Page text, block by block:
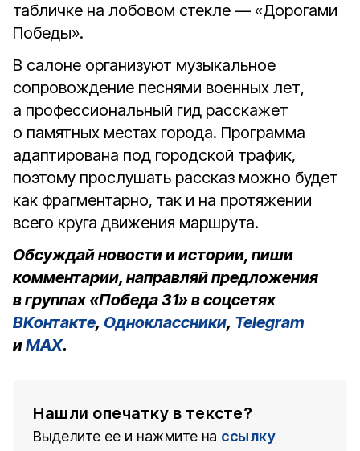
табличке на лобовом стекле — «Дорогами
Победы».
В салоне организуют музыкальное
сопровождение песнями военных лет,
а профессиональный гид расскажет
о памятных местах города. Программа
адаптирована под городской трафик,
поэтому прослушать рассказ можно будет
как фрагментарно, так и на протяжении
всего круга движения маршрута.
Обсуждай новости и истории, пиши
комментарии, направляй предложения
в группах «Победа 31» в соцсетях
ВКонтакте, Одноклассники, Telegram
иMAX.
Нашли опечатку в тексте?
Выделите ее и нажмите на ссылку